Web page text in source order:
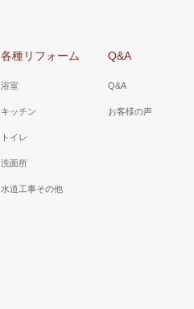
各種リフォーム
浴室
キッチン
トイレ
洗面所
水道工事その他
Q&A
Q&A
お客様の声